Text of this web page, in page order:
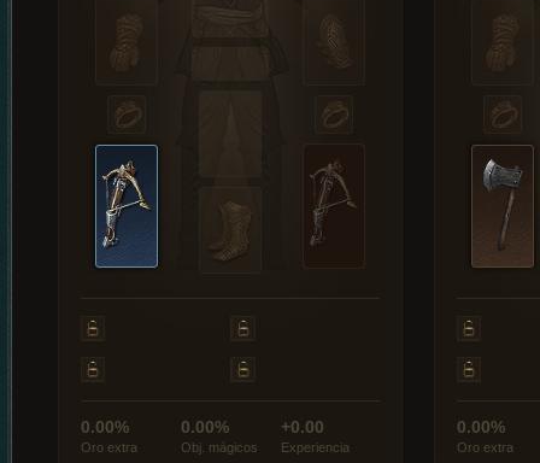
0.00%
Oro extra
0.00%
Obj. mágicos
+0.00
Experiencia
0.00%
Oro extra